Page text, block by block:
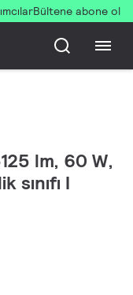
Bültene abone ol
lm, 60 W,
sınıfı I